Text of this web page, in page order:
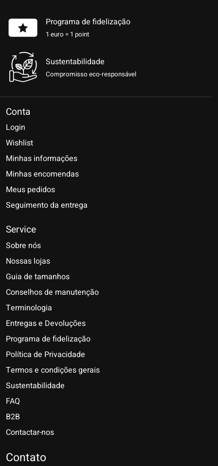
Programa de fidelização
1 euro = 1 point
Sustentabilidade
Compromisso eco-responsável
Conta
Login
Wishlist
Minhas informações
Minhas encomendas
Meus pedidos
Seguimento da entrega
Service
Sobre nós
Nossas lojas
Guia de tamanhos
Conselhos de manutenção
Terminologia
Entregas e Devoluções
Programa de fidelização
Política de Privacidade
Termos e condições gerais
Sustentabilidade
FAQ
B2B
Contactar-nos
Contato